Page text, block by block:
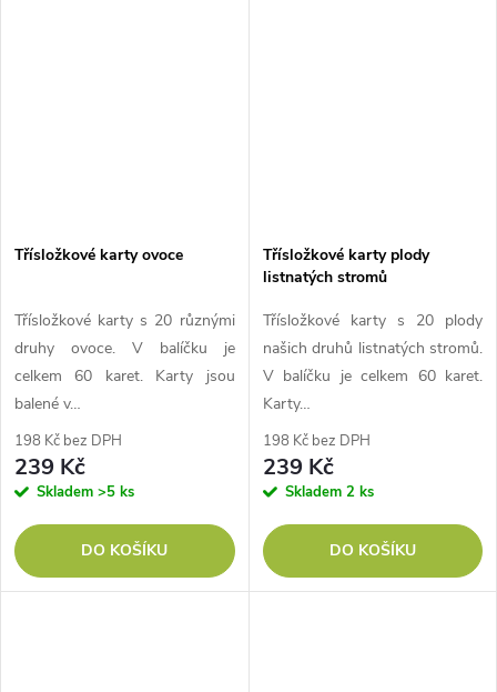
Třísložkové karty ovoce
Třísložkové karty s 20 různými
druhy ovoce. V balíčku je
celkem 60 karet. Karty jsou
balené v…
198 Kč bez DPH
239 Kč
Skladem >5 ks
DO KOŠÍKU
Třísložkové karty plody
listnatých stromů
Třísložkové karty s 20 plody
našich druhů listnatých stromů.
V balíčku je celkem 60 karet.
Karty…
198 Kč bez DPH
239 Kč
Skladem 2 ks
DO KOŠÍKU